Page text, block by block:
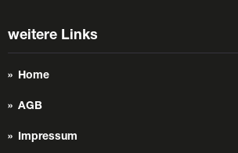
weitere Links
Home
AGB
Impressum